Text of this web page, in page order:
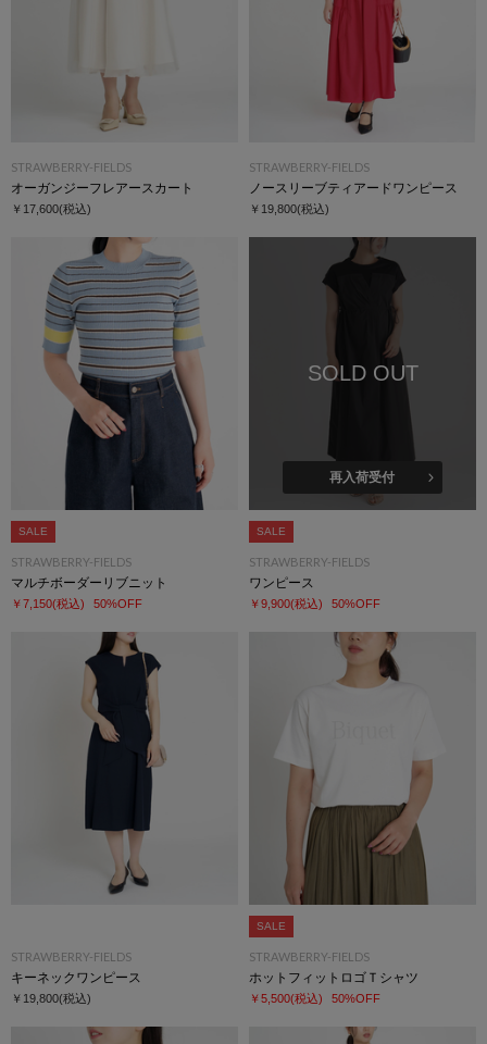
STRAWBERRY-FIELDS
オーガンジーフレアースカート
￥17,600(税込)
STRAWBERRY-FIELDS
ノースリーブティアードワンピース
￥19,800(税込)
SALE
STRAWBERRY-FIELDS
マルチボーダーリブニット
￥7,150(税込) 50%OFF
SOLD OUT
再入荷受付
SALE
STRAWBERRY-FIELDS
ワンピース
￥9,900(税込) 50%OFF
STRAWBERRY-FIELDS
キーネックワンピース
￥19,800(税込)
SALE
STRAWBERRY-FIELDS
ホットフィットロゴＴシャツ
￥5,500(税込) 50%OFF